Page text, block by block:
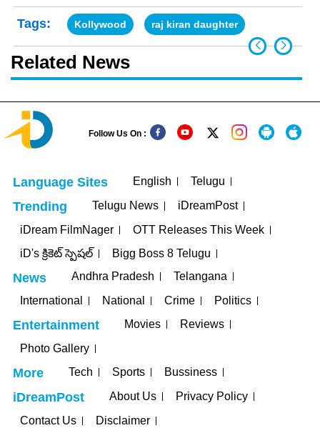
Tags: Kollywood raj kiran daughter
Related News
Follow Us On :
Language Sites English Telugu
Trending Telugu News
iDreamPost
iDream FilmNager
OTT Releases This Week
iD's క్రికెట్ స్పెషల్
Bigg Boss 8 Telugu
News Andhra Pradesh
Telangana
International
National Crime Politics
Entertainment Movies
Reviews
Photo Gallery
More Tech Sports Bussiness
iDreamPost About Us
Privacy Policy
Contact Us
Disclaimer